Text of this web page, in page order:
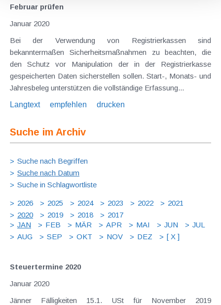
Februar prüfen
Januar 2020
Bei der Verwendung von Registrierkassen sind
bekanntermaßen Sicherheitsmaßnahmen zu beachten, die
den Schutz vor Manipulation der in der Registrierkasse
gespeicherten Daten sicherstellen sollen. Start-, Monats- und
Jahresbeleg unterstützen die vollständige Erfassung...
Langtext
empfehlen drucken
Suche im Archiv
Suche nach Begriffen
Suche nach Datum
Suche in Schlagwortliste
2026 2025 2024 2023 2022
2021
2020
2019 2018
2017
JAN
FEB MÄR APR MAI JUN
JUL
AUG
SEP OKT NOV DEZ [ X ]
Steuertermine 2020
Januar 2020
Jänner Fälligkeiten 15.1. USt für November 2019